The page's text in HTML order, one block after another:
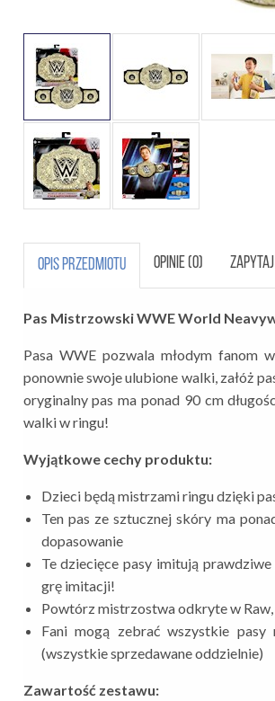
OPIS PRZEDMIOTU OPINIE (0) ZAPYTAJ
Pas Mistrzowski WWE World
Pasa WWE pozwala młodym fanom
ponownie swoje ulubione walki, załóż
oryginalny pas ma ponad 90 cm
walki w ringu!
Wyjątkowe cechy produktu:
Dzieci będą mistrzami ringu dzięki
Ten pas ze sztucznej skóry ma
dopasowanie
Te dziecięce pasy imitują
grę imitacji!
Powtórz mistrzostwa odkryte w
Fani mogą zebrać wszystkie
(wszystkie sprzedawane oddzielnie)
Zawartość zestawu: